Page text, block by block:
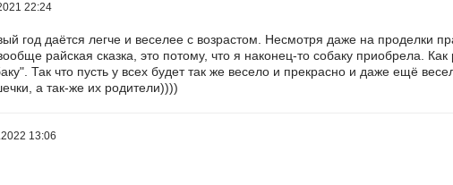
22:24
год даётся легче и веселее с возрастом. Несмотря даже на проделки
райская сказка, это потому, что я наконец-то собаку приобрела.
Так что пусть у всех будет так же весело и прекрасно и даже ещё
а так-же их родители))))
13:06